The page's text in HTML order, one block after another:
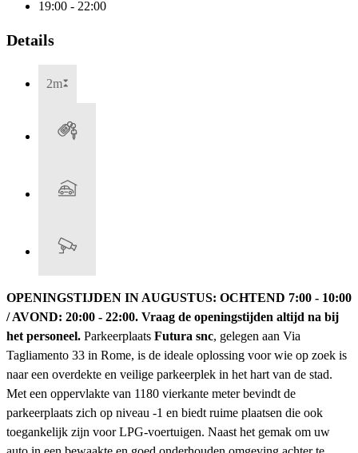
19:00 - 22:00
Details
2m
OPENINGSTIJDEN IN AUGUSTUS: OCHTEND 7:00 - 10:00
/ AVOND: 20:00 - 22:00. Vraag de openingstijden altijd na bij
het personeel. Parkeerplaats Futura snc, gelegen aan Via
Tagliamento 33 in Rome, is de ideale oplossing voor wie op zoek is
naar een overdekte en veilige parkeerplek in het hart van de stad.
Met een oppervlakte van 1180 vierkante meter bevindt de
parkeerplaats zich op niveau -1 en biedt ruime plaatsen die ook
toegankelijk zijn voor LPG-voertuigen. Naast het gemak om uw